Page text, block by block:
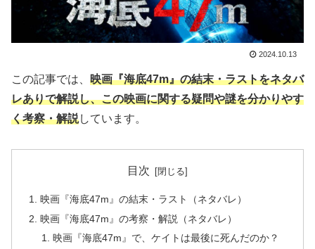
2024.10.13
この記事では、 映画『海底47m』の結末・ラストをネタバ
レありで解説し、この映画に関する疑問や謎を分かりやす
く考察・解説しています。
目次
映画『海底47m』の結末・ラスト（ネタバレ）
映画『海底47m』の考察・解説（ネタバレ）
映画『海底47m』で、ケイトは最後に死んだのか？